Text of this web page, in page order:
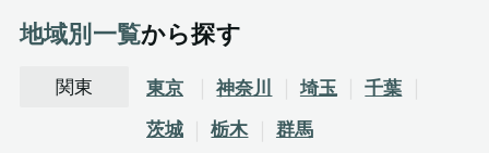
地域別一覧から探す
関東 東京 神奈川 埼玉
千葉
茨城
栃木 群馬